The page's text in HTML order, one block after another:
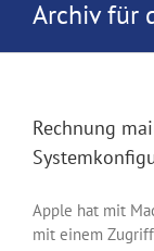
Archiv für
Rechnung
Apple hat mit
mit einem